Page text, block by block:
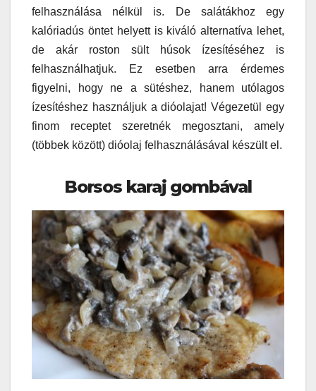
felhasználása nélkül is. De salátákhoz egy
kalóriadús öntet helyett is kiváló alternatíva lehet,
de akár roston sült húsok ízesítéséhez is
felhasználhatjuk. Ez esetben arra érdemes
figyelni, hogy ne a sütéshez, hanem utólagos
ízesítéshez használjuk a dióolajat! Végezetül egy
finom receptet szeretnék megosztani, amely
(többek között) dióolaj felhasználásával készült el.
Borsos karaj gombával